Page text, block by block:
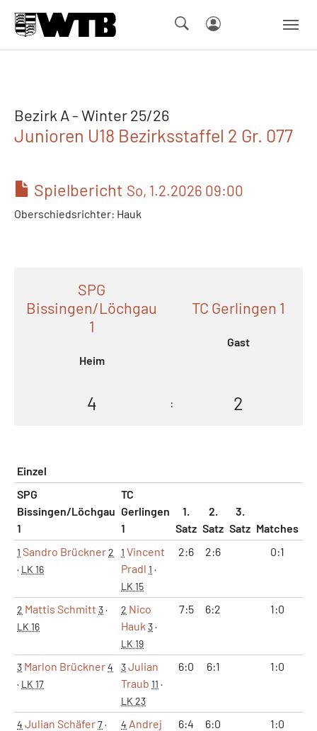
Bezirk A - Winter 25/26
Junioren U18 Bezirksstaffel 2 Gr. 077
Spielbericht So, 1.2.2026 09:00
Oberschiedsrichter: Hauk
SPG
Bissingen/Löchgau
1
Heim
TC Gerlingen 1
Gast
4 : 2
Einzel
SPG
Bissingen/Löchgau
1
TC
Gerlingen
1
1.
Satz
2.
Satz
3.
Satz Matches
1 Sandro Brückner2
· LK 16
1 Vincent
Pradl 1 ·
LK 15
2:6 2:6 0:1
2 Mattis Schmitt 3·
LK 16
2 Nico
Hauk 3·
LK 19
7:5 6:2 1:0
3 Marlon Brückner4
· LK 17
3Julian
Traub 11 ·
LK 23
6:0 6:1 1:0
4 Julian Schäfer7·
4 Andrej
6:4 6:0 1:0